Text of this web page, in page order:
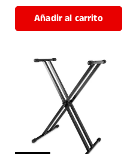
Añadir al carrito